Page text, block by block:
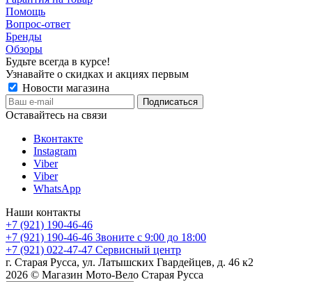
Помощь
Вопрос-ответ
Бренды
Обзоры
Будьте всегда в курсе!
Узнавайте о скидках и акциях первым
Новости магазина
Оставайтесь на связи
Вконтакте
Instagram
Viber
Viber
WhatsApp
Наши контакты
+7 (921) 190-46-46
+7 (921) 190-46-46 Звоните с 9:00 до 18:00
+7 (921) 022-47-47 Сервисный центр
г. Старая Русса, ул. Латышских Гвардейцев, д. 46 к2
2026 © Магазин Мото-Вело Старая Русса